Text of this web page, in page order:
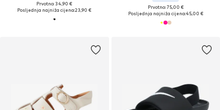
Prvotno: 34,90 €
Posljednja najniža cijena:23,90 €
Prvotno: 75,00 €
Posljednja najniža cijena:45,00 €